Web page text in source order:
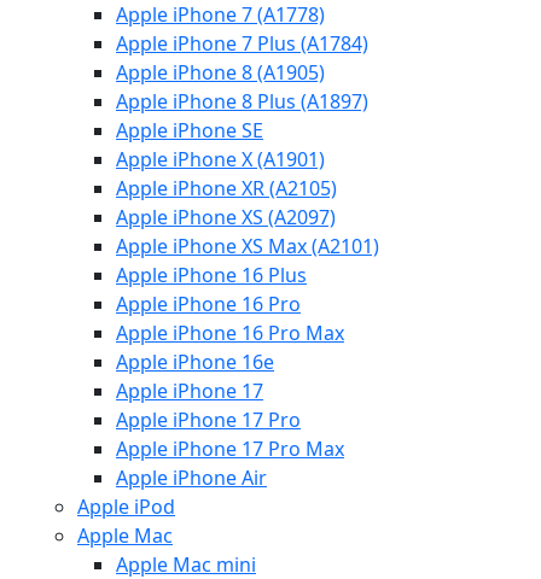
Apple iPhone 7 (A1778)
Apple iPhone 7 Plus (A1784)
Apple iPhone 8 (A1905)
Apple iPhone 8 Plus (A1897)
Apple iPhone SE
Apple iPhone X (A1901)
Apple iPhone XR (A2105)
Apple iPhone XS (A2097)
Apple iPhone XS Max (A2101)
Apple iPhone 16 Plus
Apple iPhone 16 Pro
Apple iPhone 16 Pro Max
Apple iPhone 16e
Apple iPhone 17
Apple iPhone 17 Pro
Apple iPhone 17 Pro Max
Apple iPhone Air
Apple iPod
Apple Mac
Apple Mac mini